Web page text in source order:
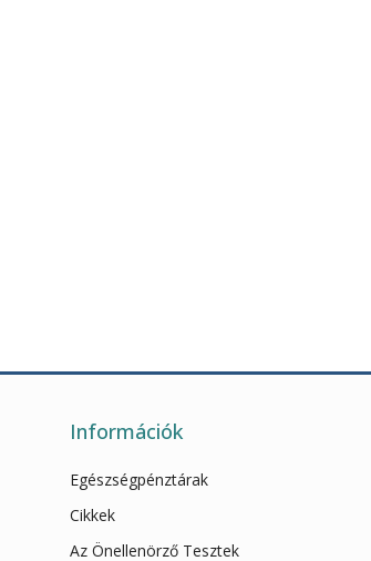
Információk
Egészségpénztárak
Cikkek
Az Önellenörző Tesztek